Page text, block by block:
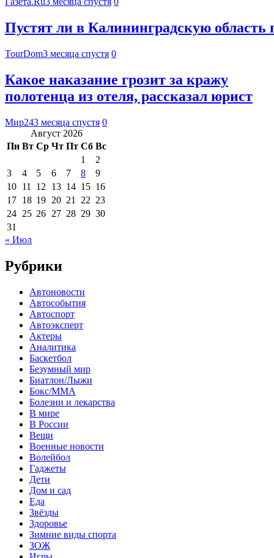
Пустят ли в Калининградскую область
TourDom3 месяца спустя 0
Какое наказание грозит за кражу
полотенца из отеля, рассказал юрист
Мир243 месяца спустя 0
Август 2026
Пн Вт Ср Чт Пт Сб Вс
1
2
3
4 5 6 7 8
9
10 11 12 13 14 15 16
17 18 19 20 21 22 23
24 25 26 27 28 29 30
31
« Июл
Рубрики
Автоновости
Автособытия
Автоспорт
Автоэксперт
Актеры
Аналитика
Баскетбол
Безумный мир
Биатлон/Лыжи
Бокс/MMA
Болезни и лекарства
В мире
В России
Вещи
Военные новости
Волейбол
Гаджеты
Дети
Дом и сад
Еда
Звёзды
Здоровье
Зимние виды спорта
ЗОЖ